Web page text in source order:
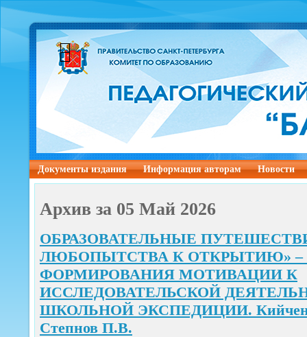
Документы издания Информация авторам Новости
Архив за 05 Май 2026
ОБРАЗОВАТЕЛЬНЫЕ
ЛЮБОПЫТСТВА К ОТКРЫТИЮ» –
ФОРМИРОВАНИЯ МОТИВАЦИИ К
ИССЛЕДОВАТЕЛЬСКОЙ
ШКОЛЬНОЙ ЭКСПЕДИЦИИ.
Степнов П.В.